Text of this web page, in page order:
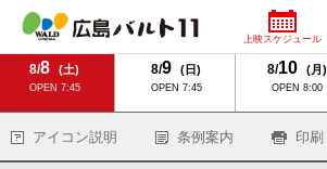
上映スケジュール
8/8 (土)
OPEN 7:45
8/9 (日)
OPEN 7:45
8/10 (月)
OPEN 8:00
アイコン説明 条例案内 印刷